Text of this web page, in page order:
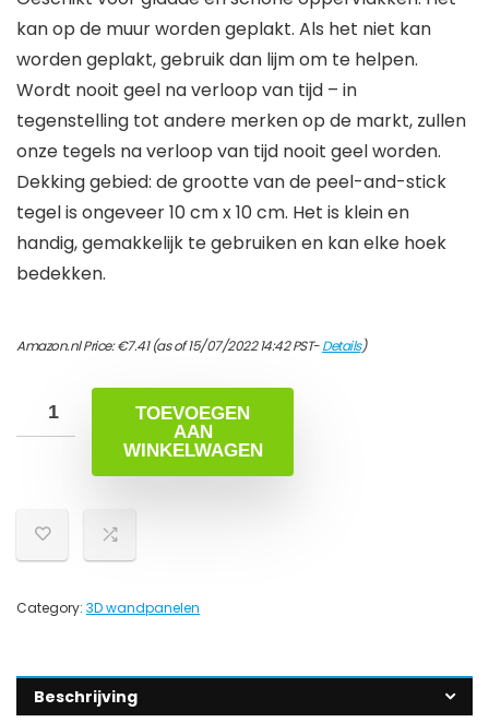
kan op de muur worden geplakt. Als het niet kan
worden geplakt, gebruik dan lijm om te helpen.
Wordt nooit geel na verloop van tijd – in
tegenstelling tot andere merken op de markt, zullen
onze tegels na verloop van tijd nooit geel worden.
Dekking gebied: de grootte van de peel-and-stick
tegel is ongeveer 10 cm x 10 cm. Het is klein en
handig, gemakkelijk te gebruiken en kan elke hoek
bedekken.
Amazon.nl Price:€7.41(as of 15/07/2022 14:42 PST-Details)
TOEVOEGEN
AAN
WINKELWAGEN
Category: 3D wandpanelen
Beschrijving